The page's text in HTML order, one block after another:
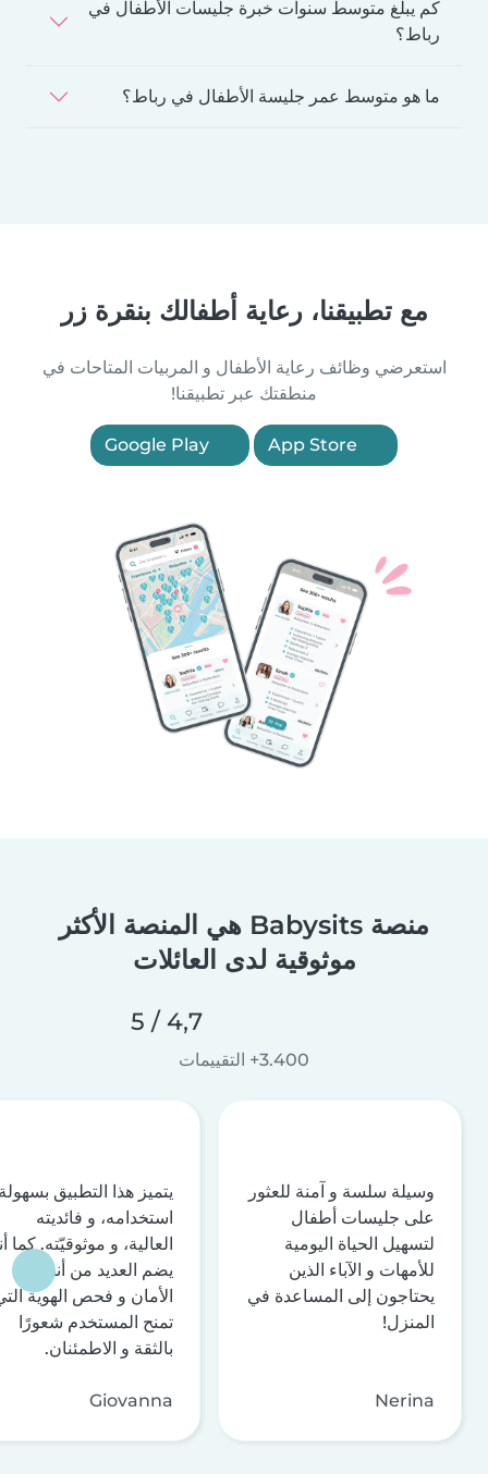
كم يبلغ متوسط سنوات خبرة جليسات الأطفال في
رباط؟
ما هو متوسط عمر جليسة الأطفال في رباط؟
مع تطبيقنا، رعاية أطفالك بنقرة زر
استعرضي وظائف رعاية الأطفال و المربيات المتاحات في
منطقتك عبر تطبيقنا!
منصة Babysits هي المنصة الأكثر
موثوقية لدى العائلات
4,7 / 5
3.400+ التقييمات
وسيلة سلسة و آمنة للعثور
على جليسات أطفال
لتسهيل الحياة اليومية
للأمهات و الآباء الذين
يحتاجون إلى المساعدة في
المنزل!
Nerina
يتميز هذا التطبيق
استخدامه، و فائديته
العالية، و موثوقيّته. كما
يضم العديد من أنظمة
الأمان و فحص الهوية
تمنح المستخدم شعورًا
بالثقة و الاطمئنان.
Giovanna